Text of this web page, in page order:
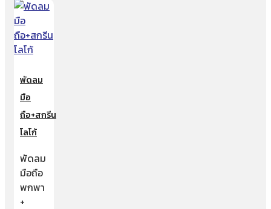
พัดลม
มือ
ถือ+สกรีน
โลโก้
พัดลม
มือถือ
พกพา
+